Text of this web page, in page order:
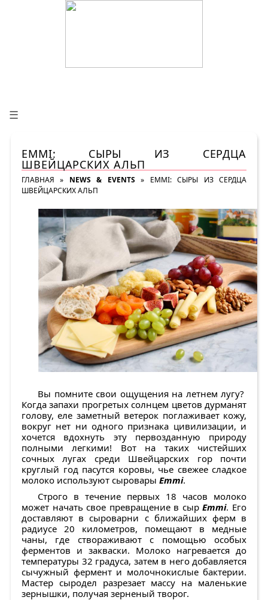
☰
EMMI: СЫРЫ ИЗ СЕРДЦА
ШВЕЙЦАРСКИХ АЛЬП
ГЛАВНАЯ » NEWS & EVENTS » EMMI: СЫРЫ ИЗ СЕРДЦА
ШВЕЙЦАРСКИХ АЛЬП
Вы помните свои ощущения на летнем лугу?
Когда запахи прогретых солнцем цветов дурманят
голову, еле заметный ветерок поглаживает кожу,
вокруг нет ни одного признака цивилизации, и
хочется вдохнуть эту первозданную природу
полными легкими! Вот на таких чистейших
сочных лугах среди Швейцарских гор почти
круглый год пасутся коровы, чье свежее сладкое
молоко используют сыровары Emmi.
Строго в течение первых 18 часов молоко
может начать свое превращение в сырEmmi. Его
доставляют в сыроварни с ближайших ферм в
радиусе 20 километров, помещают в медные
чаны, где створаживают с помощью особых
ферментов и закваски. Молоко нагревается до
температуры 32 градуса, затем в него добавляется
сычужный фермент и молочнокислые бактерии.
Мастер сыродел разрезает массу на маленькие
зернышки, получая зерненый творог.